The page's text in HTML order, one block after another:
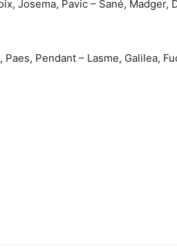
Josema, Pavic – Sané, Madger,
Pendant – Lasme, Galilea,